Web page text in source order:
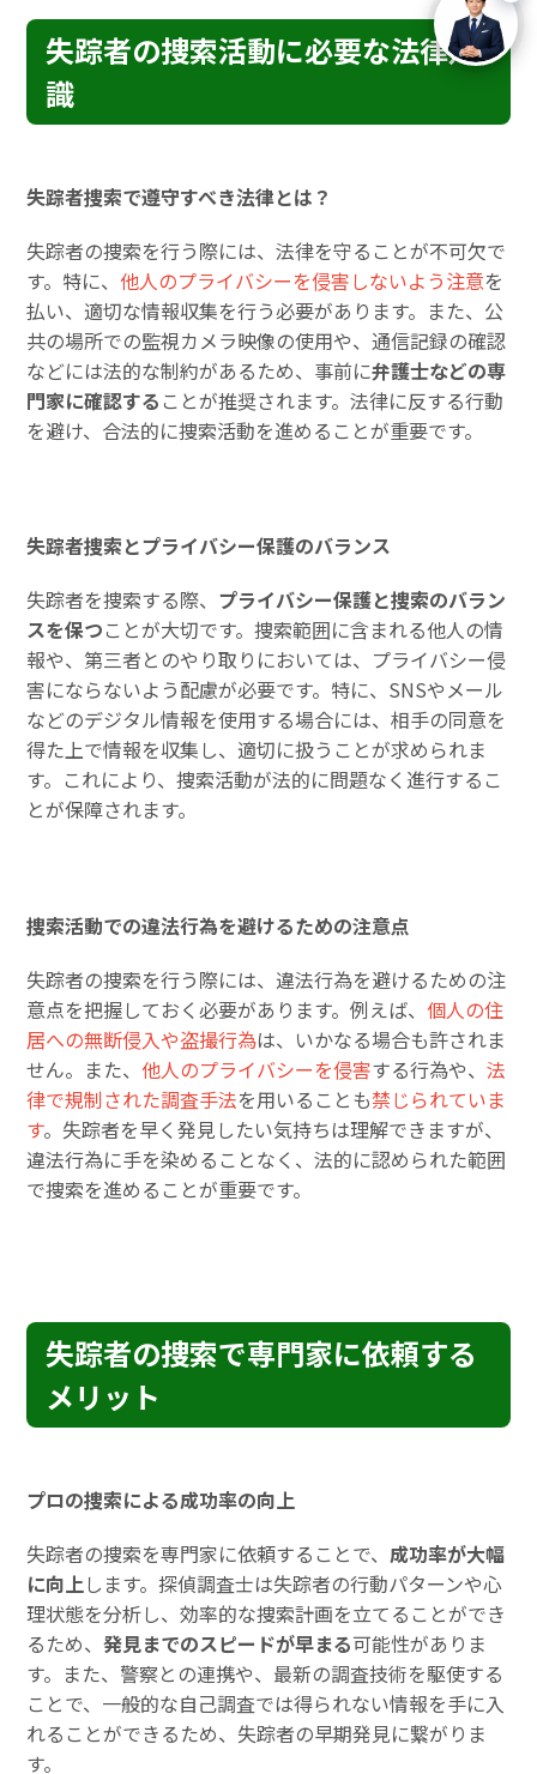
失踪者の捜索活動に必要な法律知
識
失踪者捜索で遵守すべき法律とは？
失踪者の捜索を行う際には、法律を守ることが不可欠で
す。特に、他人のプライバシーを侵害しないよう注意を
払い、適切な情報収集を行う必要があります。また、公
共の場所での監視カメラ映像の使用や、通信記録の確認
などには法的な制約があるため、事前に弁護士などの専
門家に確認する ことが推奨されます。法律に反する行動
を避け、合法的に捜索活動を進めることが重要です。
失踪者捜索とプライバシー保護のバランス
失踪者を捜索する際、 プライバシー保護と捜索のバラン
スを保つことが大切です。捜索範囲に含まれる他人の情
報や、第三者とのやり取りにおいては、プライバシー侵
害にならないよう配慮が必要です。特に、SNSやメール
などのデジタル情報を使用する場合には、相手の同意を
得た上で情報を収集し、適切に扱うことが求められま
す。これにより、捜索活動が法的に問題なく進行するこ
とが保障されます。
捜索活動での違法行為を避けるための注意点
失踪者の捜索を行う際には、違法行為を避けるための注
意点を把握しておく必要があります。例えば、 個人の住
居への無断侵入や盗撮行為は、いかなる場合も許されま
せん。また、他人のプライバシーを侵害する行為や、法
律で規制された調査手法を用いることも禁じられていま
す。失踪者を早く発見したい気持ちは理解できますが、
違法行為に手を染めることなく、法的に認められた範囲
で捜索を進めることが重要です。
失踪者の捜索で専門家に依頼する
メリット
プロの捜索による成功率の向上
失踪者の捜索を専門家に依頼することで、成功率が大幅
に向上します。探偵調査士は失踪者の行動パターンや心
理状態を分析し、効率的な捜索計画を立てることができ
るため、発見までのスピードが早まる可能性がありま
す。また、警察との連携や、最新の調査技術を駆使する
ことで、一般的な自己調査では得られない情報を手に入
れることができるため、失踪者の早期発見に繋がりま
す。